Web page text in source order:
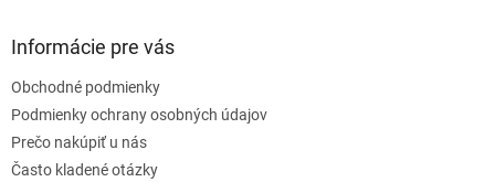
Informácie pre vás
Obchodné podmienky
Podmienky ochrany osobných údajov
Prečo nakúpiť u nás
Často kladené otázky